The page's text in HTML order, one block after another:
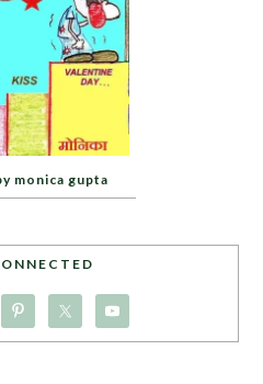
monica gupta